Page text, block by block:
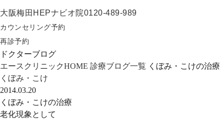
大阪梅田HEPナビオ院0120-489-989
カウンセリング予約
再診予約
ドクターブログ
エースクリニックHOME 診療ブログ一覧 くぼみ・こけの治療
くぼみ・こけ
2014.03.20
くぼみ・こけの治療
老化現象として